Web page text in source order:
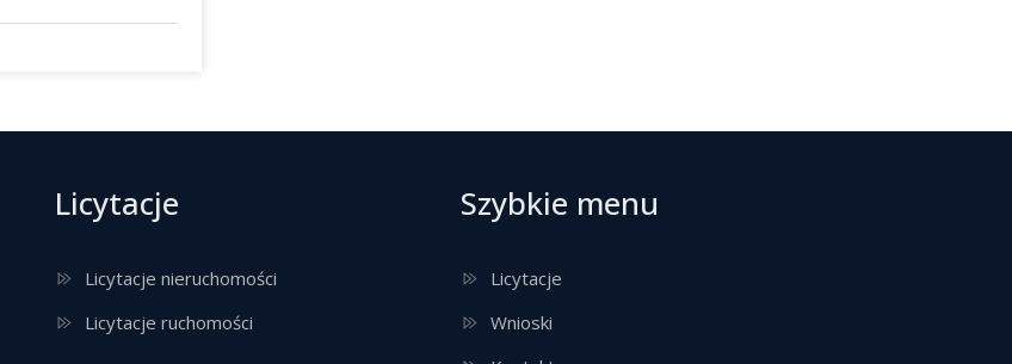
Licytacje
Licytacje nieruchomości
Licytacje ruchomości
Szybkie menu
Licytacje
Wnioski